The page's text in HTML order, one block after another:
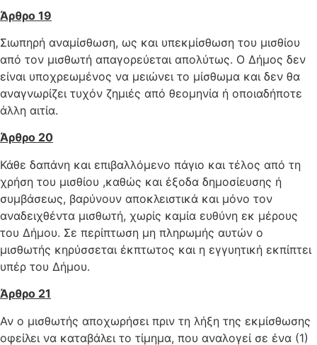
Άρθρο 19
Σιωπηρή αναμίσθωση, ως και υπεκμίσθωση του μισθίου
από τον μισθωτή απαγορεύεται απολύτως. Ο Δήμος δεν
είναι υποχρεωμένος να μειώνει το μίσθωμα και δεν θα
αναγνωρίζει τυχόν ζημιές από θεομηνία ή οποιαδήποτε
άλλη αιτία.
Άρθρο 20
Κάθε δαπάνη και επιβαλλόμενο πάγιο και τέλος από τη
χρήση του μισθίου ,καθώς και έξοδα δημοσίευσης ή
συμβάσεως, βαρύνουν αποκλειστικά και μόνο τον
αναδειχθέντα μισθωτή, χωρίς καμία ευθύνη εκ μέρους
του Δήμου. Σε περίπτωση μη πληρωμής αυτών ο
μισθωτής κηρύσσεται έκπτωτος και η εγγυητική εκπίπτει
υπέρ του Δήμου.
Άρθρο 21
Αν ο μισθωτής αποχωρήσει πριν τη λήξη της εκμίσθωσης
οφείλει να καταβάλει το τίμημα, που αναλογεί σε ένα (1)